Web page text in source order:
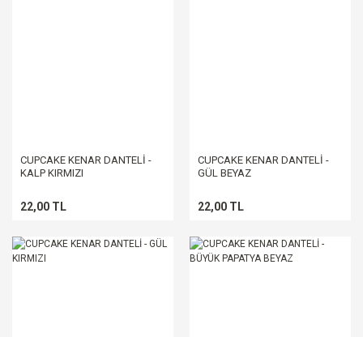
CUPCAKE KENAR DANTELİ -
KALP KIRMIZI
22,00 TL
CUPCAKE KENAR DANTELİ -
GÜL BEYAZ
22,00 TL